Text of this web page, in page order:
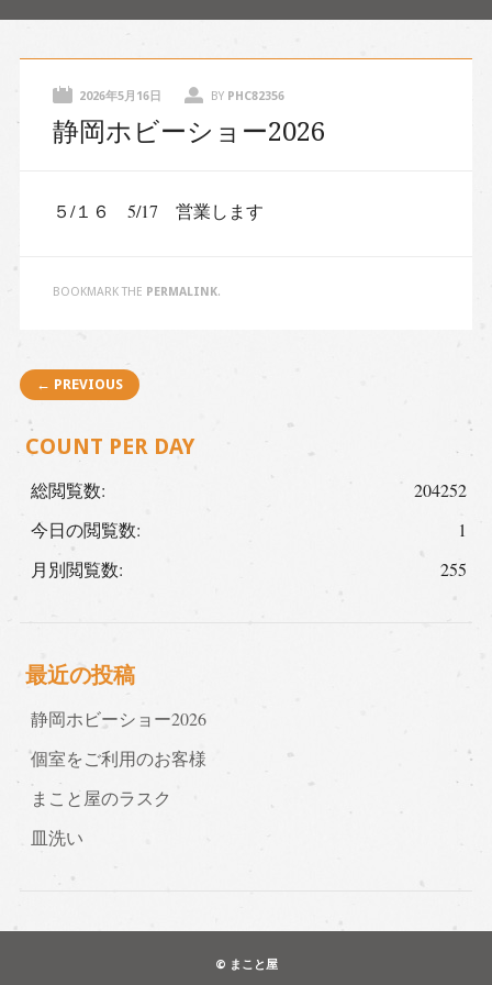
content
2026年5月16日 BY PHC82356
静岡ホビーショー2026
５/１６ 5/17 営業します
BOOKMARK THE PERMALINK.
Post navigation
← PREVIOUS
COUNT PER DAY
204252
総閲覧数:
1
今日の閲覧数:
255
月別閲覧数:
最近の投稿
静岡ホビーショー2026
個室をご利用のお客様
まこと屋のラスク
皿洗い
© まこと屋